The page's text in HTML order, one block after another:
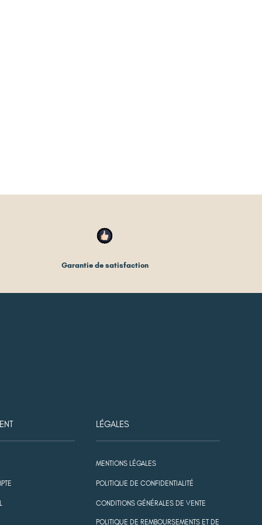
Garantie de satisfaction
LÉGALES
MENTIONS LÉGALES
POLITIQUE DE CONFIDENTIALITÉ
CONDITIONS GÉNÉRALES DE VENTE
POLITIQUE DE REMBOURSEMENTS ET DE